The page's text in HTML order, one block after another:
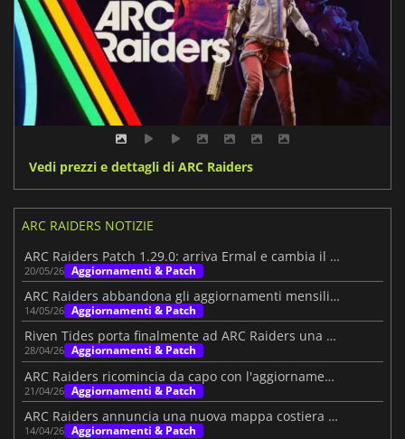
Vedi prezzi e dettagli di ARC Raiders
ARC RAIDERS NOTIZIE
ARC Raiders Patch 1.29.0: arriva Ermal e cambia il PvE
20/05/26 Aggiornamenti & Patch
ARC Raiders abbandona gli aggiornamenti mensili per un nuovo piano rischioso
14/05/26 Aggiornamenti & Patch
Riven Tides porta finalmente ad ARC Raiders una nuova mappa
28/04/26 Aggiornamenti & Patch
ARC Raiders ricomincia da capo con l'aggiornamento Riven Tides
21/04/26 Aggiornamenti & Patch
ARC Raiders annuncia una nuova mappa costiera nel prossimo aggiornamento
14/04/26 Aggiornamenti & Patch